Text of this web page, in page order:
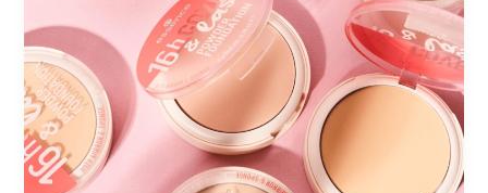
من
ايسنس:
تغطية
دائمة
ومثالية